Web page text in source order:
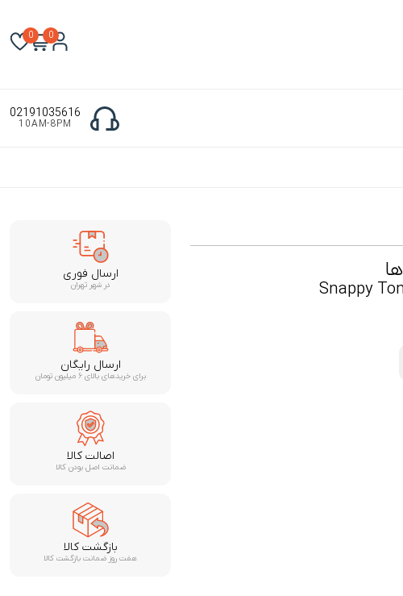
0
0
02191035616
10AM-8PM
Snappy
ارسال فوری
در شهر تهران
ارسال رایگان
برای خریدهای بالای ۶ میلیون تومان
اصالت کالا
ضمانت اصل بودن کالا
بازگشت کالا
هفت روز ضمانت بازگشت کالا